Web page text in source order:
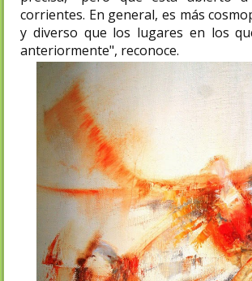
corrientes. En general, es más
y diverso que los lugares en los
anteriormente", reconoce.